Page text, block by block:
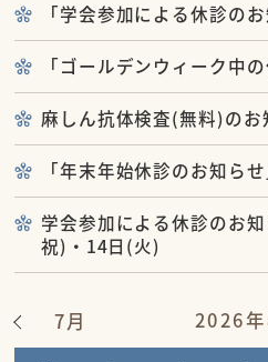
「学会参加による休診のお
「ゴールデンウィーク中
麻しん抗体検査(無料)のお
「年末年始休診のお知らせ
学会参加による休診のお
祝)・14日(火)
2026年
7月